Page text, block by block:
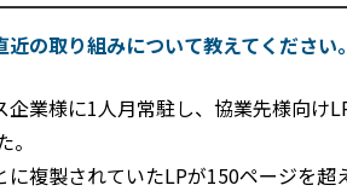
の取り組みについて教えてください。
企業様に1人月常駐し、協業先様向け
に複製されていたLPが150ページを